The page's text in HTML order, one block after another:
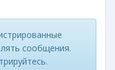
сообщения.